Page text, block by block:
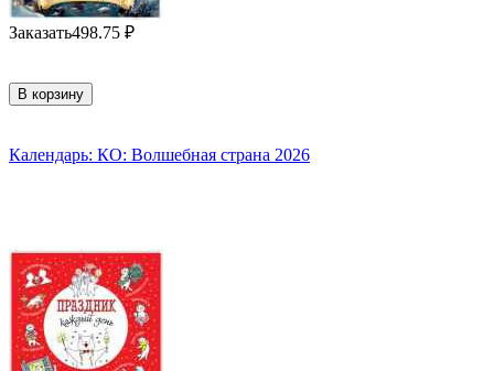
Заказать498.75 ₽
В корзину
Календарь: КО: Волшебная страна 2026